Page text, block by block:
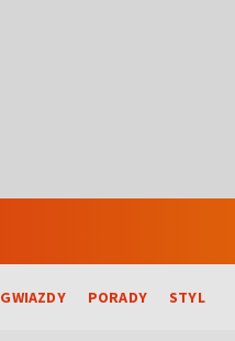
GWIAZDY PORADY STYL